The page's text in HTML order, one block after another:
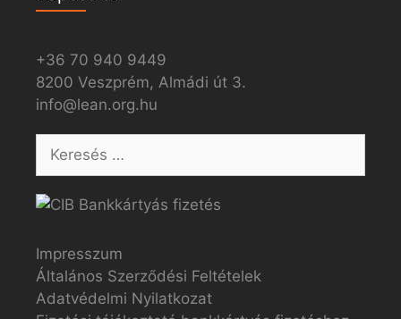
+36 70 940 9449
8200 Veszprém, Almádi út 3.
info@lean.org.hu
Impresszum
Általános Szerződési Feltételek
Adatvédelmi Nyilatkozat